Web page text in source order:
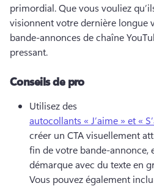
primordial. Que vous vouliez
visionnent votre dernière longue
bande-annonces de chaîne
pressant.
Conseils de pro
Utilisez des
autocollants « J’aime » et «
créer un CTA visuellement
fin de votre bande-annonce,
Vous pouvez également